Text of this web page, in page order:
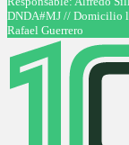
DNDA#MJ // Domicilio
Rafael Guerrero